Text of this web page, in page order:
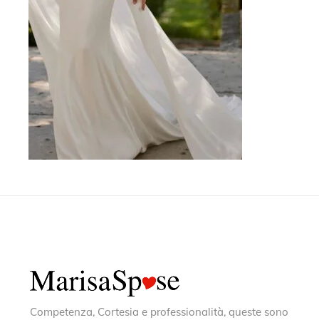
Competenza, Cortesia e professionalità, queste sono